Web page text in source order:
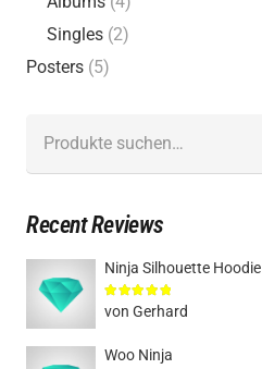
Singles (2)
Posters (5)
Recent Reviews
Ninja Silhouette Hoodie
Bewertet mit
von Gerhard
Woo Ninja